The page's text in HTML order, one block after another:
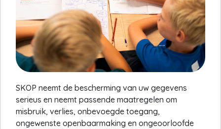
SKOP neemt de bescherming van uw gegevens
serieus en neemt passende maatregelen om
misbruik, verlies, onbevoegde toegang,
ongewenste openbaarmaking en ongeoorloofde